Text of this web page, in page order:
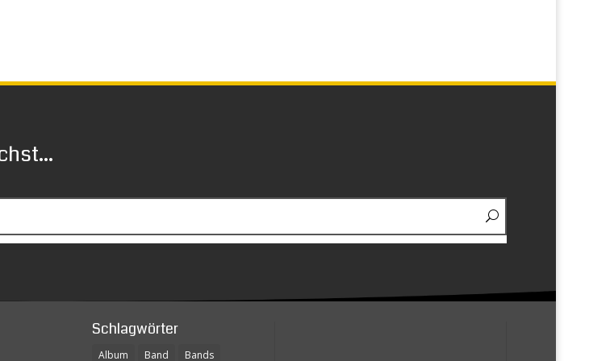
Schlagwörter
Album Band Bands